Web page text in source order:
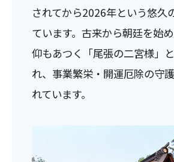
されてから2026年という悠久
ています。古来から朝廷を始
仰もあつく「尾張の二宮様」
れ、事業繁栄・開運厄除の守
れています。